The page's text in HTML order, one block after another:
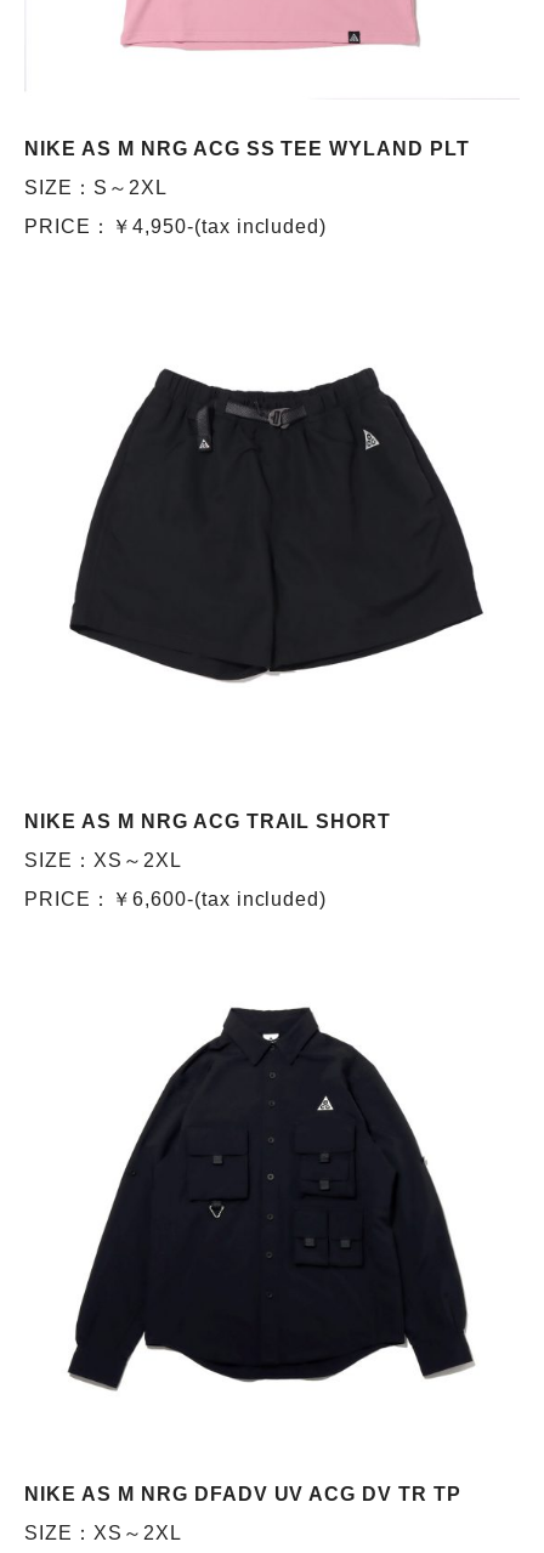
NIKE AS M NRG ACG SS TEE WYLAND PLT
SIZE：S～2XL
PRICE：￥4,950-(tax included)
NIKE AS M NRG ACG TRAIL SHORT
SIZE：XS～2XL
PRICE：￥6,600-(tax included)
NIKE AS M NRG DFADV UV ACG DV TR TP
SIZE：XS～2XL